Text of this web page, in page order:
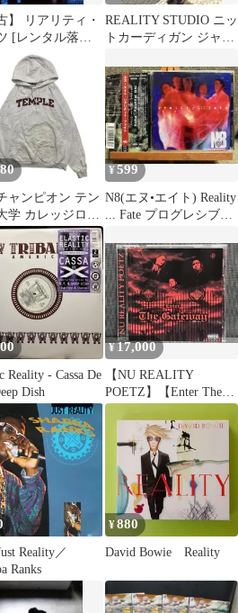
】 リアリティ・
[レンタル落ち]
REALITY STUDIO ニッ
トカーディガン ジャケ
ャンピオン テン
学 カレッジロゴ
ー 白 メンズL 古
¥599
N8(エヌ•エイト) Reality
... Fate プログレシブメ
Reality - Cassa De
Dish
¥17,000
【NU REALITY
POETZ】【Enter The】
【G-Rap】
Reality／
Ranks
¥880
David Bowie Reality